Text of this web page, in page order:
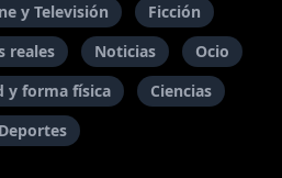
y Televisión
Ficción
reales Noticias
Ocio
y forma física
Ciencias
Deportes